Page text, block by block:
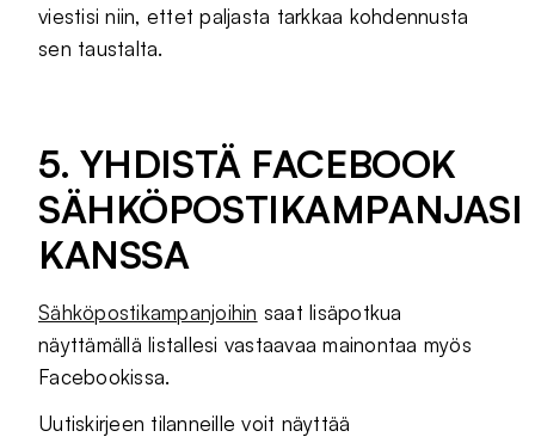
viestisi niin, ettet paljasta tarkkaa kohdennusta
sen taustalta.
5. YHDISTÄ FACEBOOK
SÄHKÖPOSTIKAMPANJASI
KANSSA
Sähköpostikampanjoihin saat lisäpotkua
näyttämällä listallesi vastaavaa mainontaa myös
Facebookissa.
Uutiskirjeen tilanneille voit näyttää